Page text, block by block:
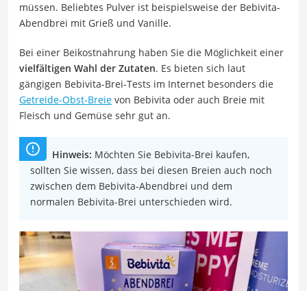
müssen. Beliebtes Pulver ist beispielsweise der Bebivita-
Abendbrei mit Grieß und Vanille.
Bei einer Beikostnahrung haben Sie die Möglichkeit einer
vielfältigen Wahl der Zutaten. Es bieten sich laut
gängigen Bebivita-Brei-Tests im Internet besonders die
Getreide-Obst-Breie von Bebivita oder auch Breie mit
Fleisch und Gemüse sehr gut an.
Hinweis: Möchten Sie Bebivita-Brei kaufen,
sollten Sie wissen, dass bei diesen Breien auch noch
zwischen dem Bebivita-Abendbrei und dem
normalen Bebivita-Brei unterschieden wird.